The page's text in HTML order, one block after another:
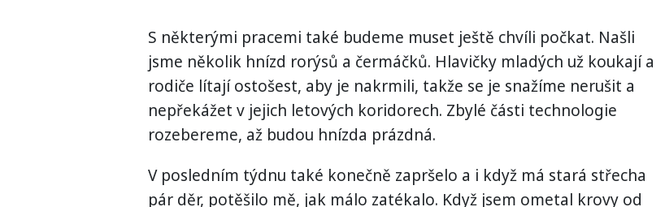
S některými pracemi také budeme muset ještě chvíli počkat. Našli
jsme několik hnízd rorýsů a čermáčků. Hlavičky mladých už koukají a
rodiče lítají ostošest, aby je nakrmili, takže se je snažíme nerušit a
nepřekážet v jejich letových koridorech. Zbylé části technologie
rozebereme, až budou hnízda prázdná.
V posledním týdnu také konečně zapršelo a i když má stará střecha
pár děr, potěšilo mě, jak málo zatékalo. Když jsem ometal krovy od